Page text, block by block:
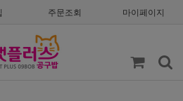
주문조회 마이페이지